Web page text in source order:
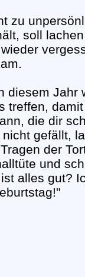
zu
soll
diesem Jahr
treffen,
die dir
gefällt,
der
und
alles gut?